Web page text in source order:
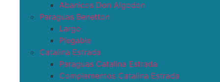
Abanicos Don Algodon
Paraguas Benetton
Largo
Plegable
Catalina Estrada
Paraguas Catalina Estrada
Complementos Catalina Estrada